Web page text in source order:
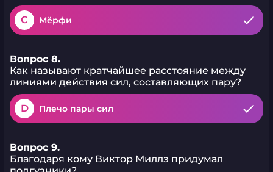
C Мёрфи
Вопрос 8.
Как называют кратчайшее расстояние между
линиями действия сил, составляющих пару?
D Плечо пары сил
Вопрос 9.
Благодаря кому Виктор Миллз придумал